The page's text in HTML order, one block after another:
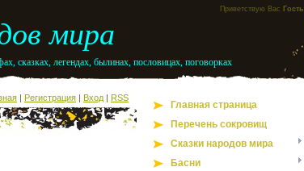
Приветствую Вас Гость
мира
сказках, легендах, былинах, пословицах, поговорках
| Регистрация | Вход | RSS
Главная страница
Перечень сокровищ
Сказки народов мира
Басни